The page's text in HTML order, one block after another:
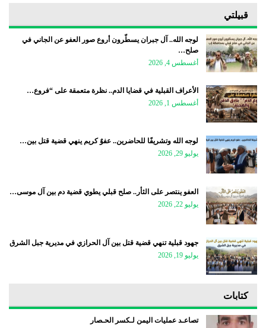
قبيلتي
لوجه الله.. آل جبران يسطّرون أروع صور العفو عن الجاني في
صلح…
أغسطس 4, 2026
الأعراف القبلية في قضايا الدم.. نظرة متعمقة على “فروع…
أغسطس 1, 2026
لوجه الله وتشريفًا للحاضرين.. عفوٌ كريم ينهي قضية قتل بين…
يوليو 29, 2026
العفو ينتصر على الثأر.. صلح قبلي يطوي قضية دم بين آل موسى…
يوليو 22, 2026
جهود قبلية تنهي قضية قتل بين آل الحرازي في مديرية جبل الشرق
يوليو 19, 2026
كتابات
تصاعـد عمليات اليمن لـكسر الحـصار